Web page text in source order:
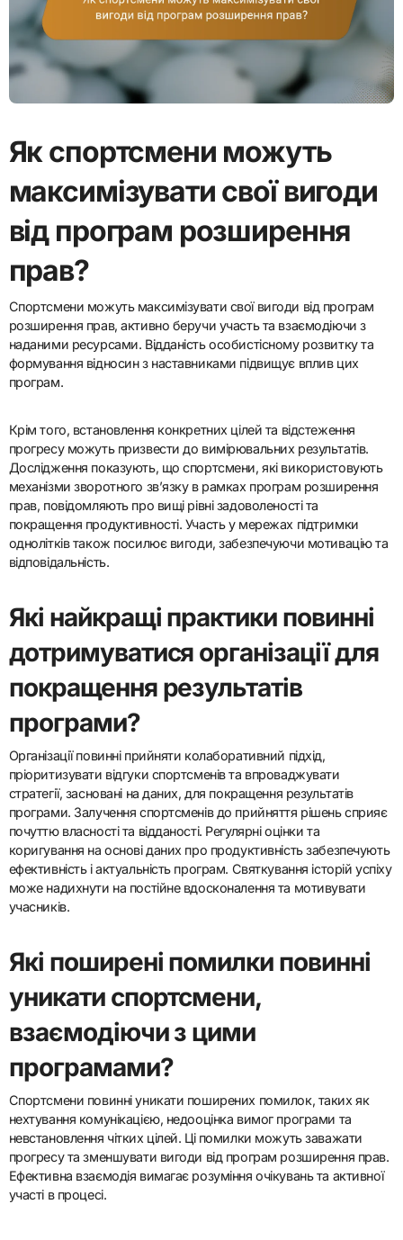
Як спортсмени можуть
максимізувати свої вигоди
від програм розширення
прав?
Спортсмени можуть максимізувати свої вигоди від програм
розширення прав, активно беручи участь та взаємодіючи з
наданими ресурсами. Відданість особистісному розвитку та
формування відносин з наставниками підвищує вплив цих
програм.
Крім того, встановлення конкретних цілей та відстеження
прогресу можуть призвести до вимірювальних результатів.
Дослідження показують, що спортсмени, які використовують
механізми зворотного зв’язку в рамках програм розширення
прав, повідомляють про вищі рівні задоволеності та
покращення продуктивності. Участь у мережах підтримки
однолітків також посилює вигоди, забезпечуючи мотивацію та
відповідальність.
Які найкращі практики повинні
дотримуватися організації для
покращення результатів
програми?
Організації повинні прийняти колаборативний підхід,
пріоритизувати відгуки спортсменів та впроваджувати
стратегії, засновані на даних, для покращення результатів
програми. Залучення спортсменів до прийняття рішень сприяє
почуттю власності та відданості. Регулярні оцінки та
коригування на основі даних про продуктивність забезпечують
ефективність і актуальність програм. Святкування історій успіху
може надихнути на постійне вдосконалення та мотивувати
учасників.
Які поширені помилки повинні
уникати спортсмени,
взаємодіючи з цими
програмами?
Спортсмени повинні уникати поширених помилок, таких як
нехтування комунікацією, недооцінка вимог програми та
невстановлення чітких цілей. Ці помилки можуть заважати
прогресу та зменшувати вигоди від програм розширення прав.
Ефективна взаємодія вимагає розуміння очікувань та активної
участі в процесі.